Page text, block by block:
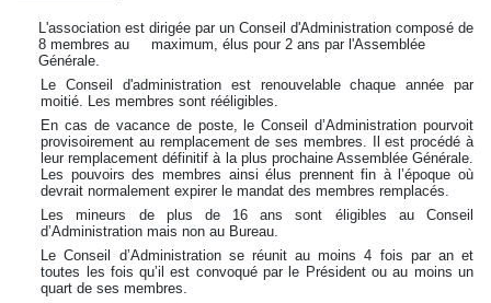
L'association est dirigée par un Conseil d'Administration composé de
8 membres au maximum, élus pour 2 ans par l'Assemblée
Générale.
Le Conseil d'administration est renouvelable chaque année par
moitié. Les membres sont rééligibles.
En cas de vacance de poste, le Conseil d’Administration pourvoit
provisoirement au remplacement de ses membres. Il est procédé à
leur remplacement définitif à la plus prochaine Assemblée Générale.
Les pouvoirs des membres ainsi élus prennent fin à l’époque où
devrait normalement expirer le mandat des membres remplacés.
Les mineurs de plus de 16 ans sont éligibles au Conseil
d’Administration mais non au Bureau.
Le Conseil d’Administration se réunit au moins 4 fois par an et
toutes les fois qu’il est convoqué par le Président ou au moins un
quart de ses membres.